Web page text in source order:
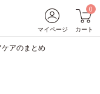
マイページ
0
カート
アのまとめ